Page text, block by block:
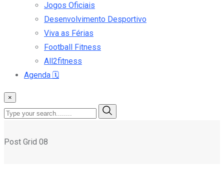
Jogos Oficiais
Desenvolvimento Desportivo
Viva as Férias
Football Fitness
All2fitness
Agenda 🗓️
×
Post Grid 08